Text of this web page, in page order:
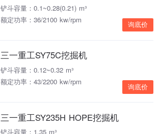
铲斗容量：0.1~0.28(0.21) m³
额定功率：36/2100 kw/rpm
询底价
三一重工SY75C挖掘机
铲斗容量：0.12~0.32 m³
额定功率：43/2200 kw/rpm
询底价
三一重工SY235H HOPE挖掘机
铲斗容量：1.35 m³